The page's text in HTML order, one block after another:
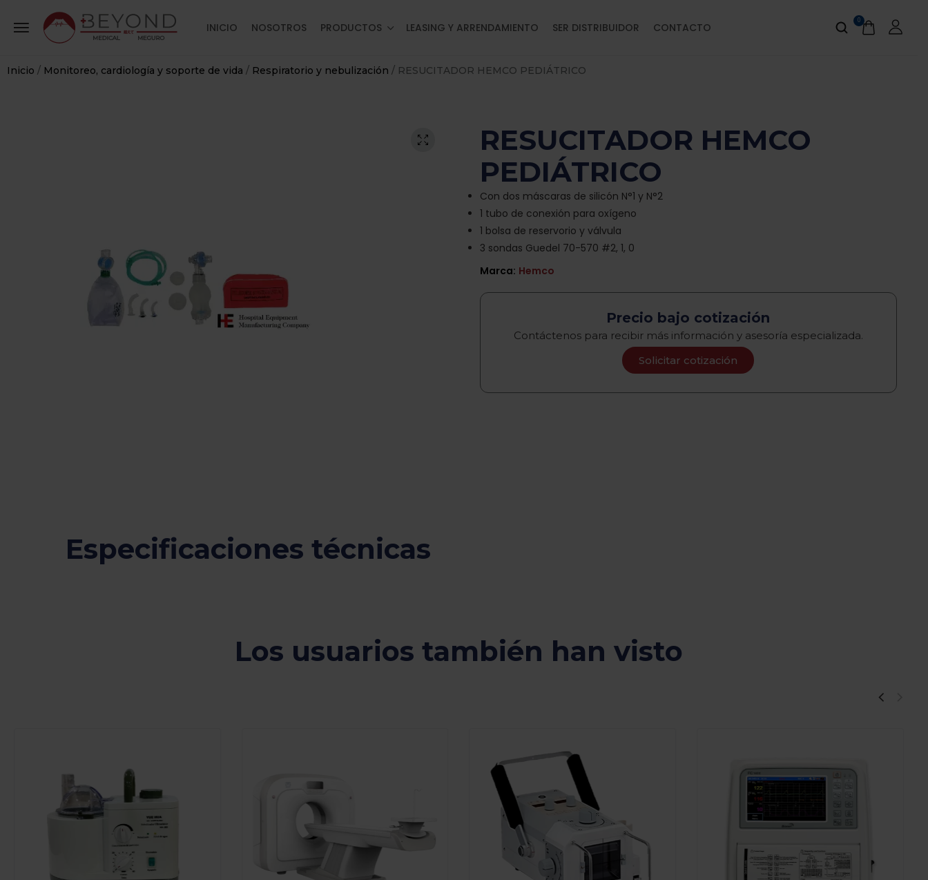
INICIO NOSOTROS PRODUCTOS LEASING Y ARRENDAMIENTO SER DISTRIBUIDOR CONTACTO
0
Inicio / Monitoreo, cardiología y soporte de vida / Respiratorio y nebulización / RESUCITADOR HEMCO PEDIÁTRICO
RESUCITADOR HEMCO
PEDIÁTRICO
Con dos máscaras de silicón N°1 y N°2
1 tubo de conexión para oxígeno
1 bolsa de reservorio y válvula
3 sondas Guedel 70-570 #2, 1, 0
Marca: Hemco
Precio bajo cotización
Contáctenos para recibir más información y asesoría especializada.
Solicitar cotización
Especificaciones técnicas
Los usuarios también han visto